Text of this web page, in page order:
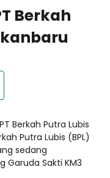
Berkah
Berkah Putra Lubis
Putra Lubis (BPL)
sedang
Garuda Sakti KM3